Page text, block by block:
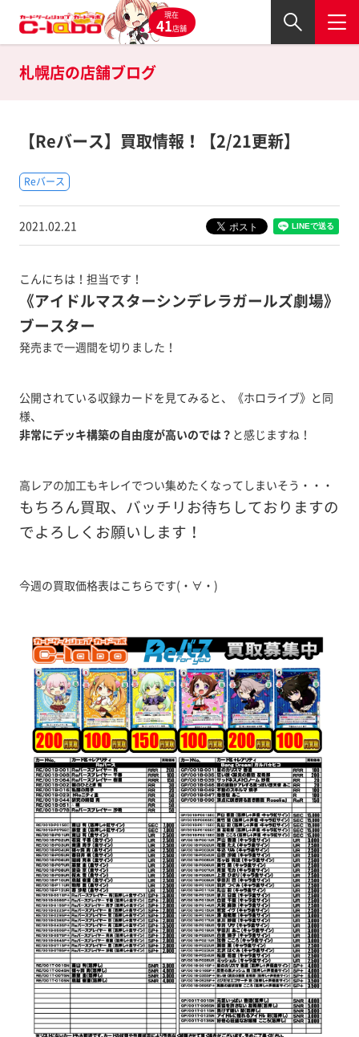
現在
41店舗
札幌店の店舗ブログ
【Reバース】買取情報！【2/21更新】
Reバース
2021.02.21
こんにちは！担当です！
《アイドルマスターシンデレラガールズ劇場》
ブースター
発売まで一週間を切りました！
公開されている収録カードを見てみると、《ホロライブ》と同
様、
非常にデッキ構築の自由度が高いのでは？ と感じますね！
高レアの加工もキレイでつい集めたくなってしまいそう・・・
もちろん買取、バッチリお待ちしておりますの
でよろしくお願いします！
今週の買取価格表はこちらです(・∀・)